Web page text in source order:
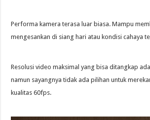
Performa kamera terasa luar biasa. Mampu
mengesankan di siang hari atau kondisi cahaya
Resolusi video maksimal yang bisa ditangkap
namun sayangnya tidak ada pilihan untuk
kualitas 60fps.